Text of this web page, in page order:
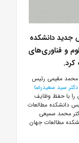
جدید دانشکده
و فناوری‌های
کرد.
محمد مقیمی رئیس
دکتر سید سعیدرضا
را با حفظ وظایف
دانشکده مطالعات
محمد سمیعی
مطالعات جهان